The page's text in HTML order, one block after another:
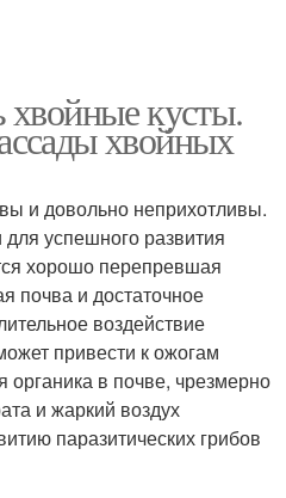
кусты.
хвойных
и довольно неприхотливы.
успешного развития
хорошо перепревшая
почва и достаточное
воздействие
привести к ожогам
в почве, чрезмерно
и жаркий воздух
паразитических грибов